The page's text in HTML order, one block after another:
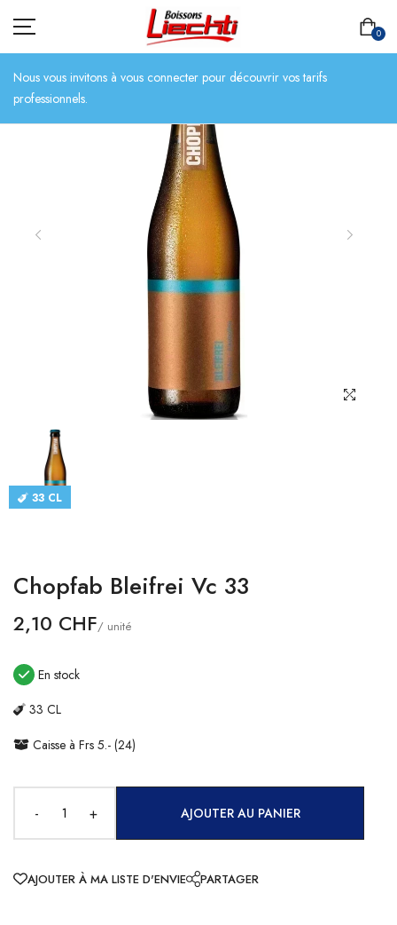
0
TOUT L’ASSORTIMENT
BIÈRES
BOISSONS SANS ALCOOL
CATALOGUES
CONTACT
Devise
Nous vous invitons à vous connecter pour découvrir vos tarifs
professionnels.
33 CL
Chopfab Bleifrei Vc 33
2,10 CHF/ unité
En stock
33 CL
Caisse à Frs 5.- (24)
- + AJOUTER AU PANIER
AJOUTER À MA LISTE D'ENVIE PARTAGER